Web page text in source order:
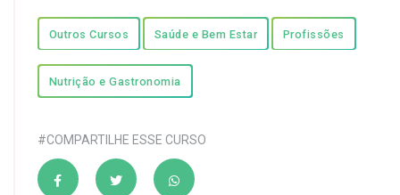
Outros Cursos Saúde e Bem Estar Profissões
Nutrição e Gastronomia
#COMPARTILHE ESSE CURSO